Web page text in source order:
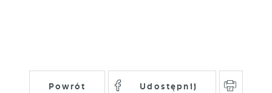
Powrót Udostępnij